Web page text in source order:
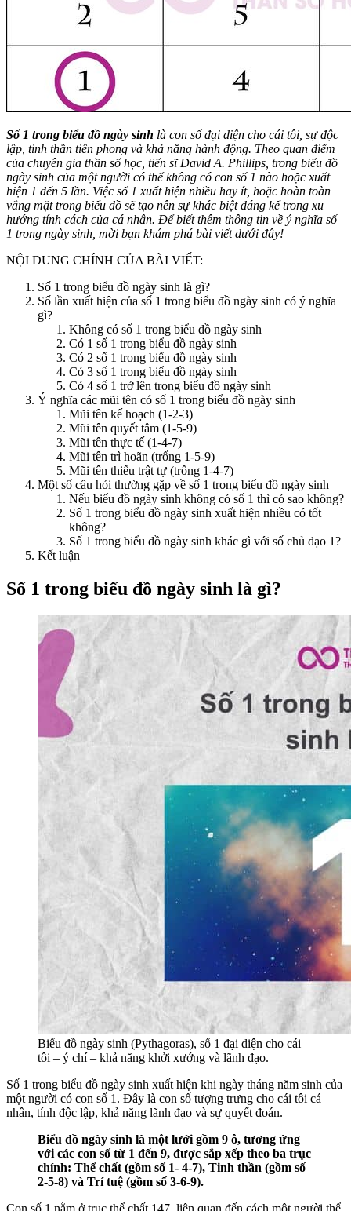
Số 1 trong biểu đồ ngày sinh là con số đại diện cho cái tôi, sự độc
lập, tinh thần tiên phong và khả năng hành động. Theo quan điểm
của chuyên gia thần số học, tiến sĩ David A. Phillips, trong biểu đồ
ngày sinh của một người có thể không có con số 1 nào hoặc xuất
hiện 1 đến 5 lần. Việc số 1 xuất hiện nhiều hay ít, hoặc hoàn toàn
vắng mặt trong biểu đồ sẽ tạo nên sự khác biệt đáng kể trong xu
hướng tính cách của cá nhân. Để biết thêm thông tin về ý nghĩa số
1 trong ngày sinh, mời bạn khám phá bài viết dưới đây!
NỘI DUNG CHÍNH CỦA BÀI VIẾT:
Số 1 trong biểu đồ ngày sinh là gì?
Số lần xuất hiện của số 1 trong biểu đồ ngày sinh có ý nghĩa
gì?
Không có số 1 trong biểu đồ ngày sinh
Có 1 số 1 trong biểu đồ ngày sinh
Có 2 số 1 trong biểu đồ ngày sinh
Có 3 số 1 trong biểu đồ ngày sinh
Có 4 số 1 trở lên trong biểu đồ ngày sinh
Ý nghĩa các mũi tên có số 1 trong biểu đồ ngày sinh
Mũi tên kế hoạch (1-2-3)
Mũi tên quyết tâm (1-5-9)
Mũi tên thực tế (1-4-7)
Mũi tên trì hoãn (trống 1-5-9)
Mũi tên thiếu trật tự (trống 1-4-7)
Một số câu hỏi thường gặp về số 1 trong biểu đồ ngày sinh
Nếu biểu đồ ngày sinh không có số 1 thì có sao không?
Số 1 trong biểu đồ ngày sinh xuất hiện nhiều có tốt
không?
Số 1 trong biểu đồ ngày sinh khác gì với số chủ đạo 1?
Kết luận
Số 1 trong biểu đồ ngày sinh là gì?
Biểu đồ ngày sinh (Pythagoras), số 1 đại diện cho cái
tôi – ý chí – khả năng khởi xướng và lãnh đạo.
Số 1 trong biểu đồ ngày sinh xuất hiện khi ngày tháng năm sinh của
một người có con số 1. Đây là con số tượng trưng cho cái tôi cá
nhân, tính độc lập, khả năng lãnh đạo và sự quyết đoán.
Biểu đồ ngày sinh là một lưới gồm 9 ô, tương ứng
với các con số từ 1 đến 9, được sắp xếp theo ba trục
chính: Thể chất (gồm số 1- 4-7), Tinh thần (gồm số
2-5-8) và Trí tuệ (gồm số 3-6-9).